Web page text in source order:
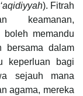
). Fitrah
keamanan,
memandu
bersama dalam
keperluan bagi
sejauh mana
agama, mereka